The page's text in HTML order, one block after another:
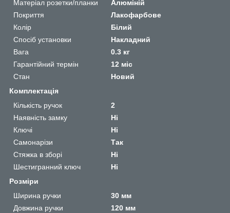
Матеріал розетки/планки
Алюміній
Покриття
Лакофарбове
Колір
Білий
Спосіб установки
Накладний
Вага
0.3 кг
Гарантійний термін
12 міс
Стан
Новий
Комплектація
Кількість ручок
2
Наявність замку
Ні
Ключі
Ні
Самонарізи
Так
Стяжка в зборі
Ні
Шестигранний ключ
Ні
Розміри
Ширина ручки
30 мм
Довжина ручки
120 мм